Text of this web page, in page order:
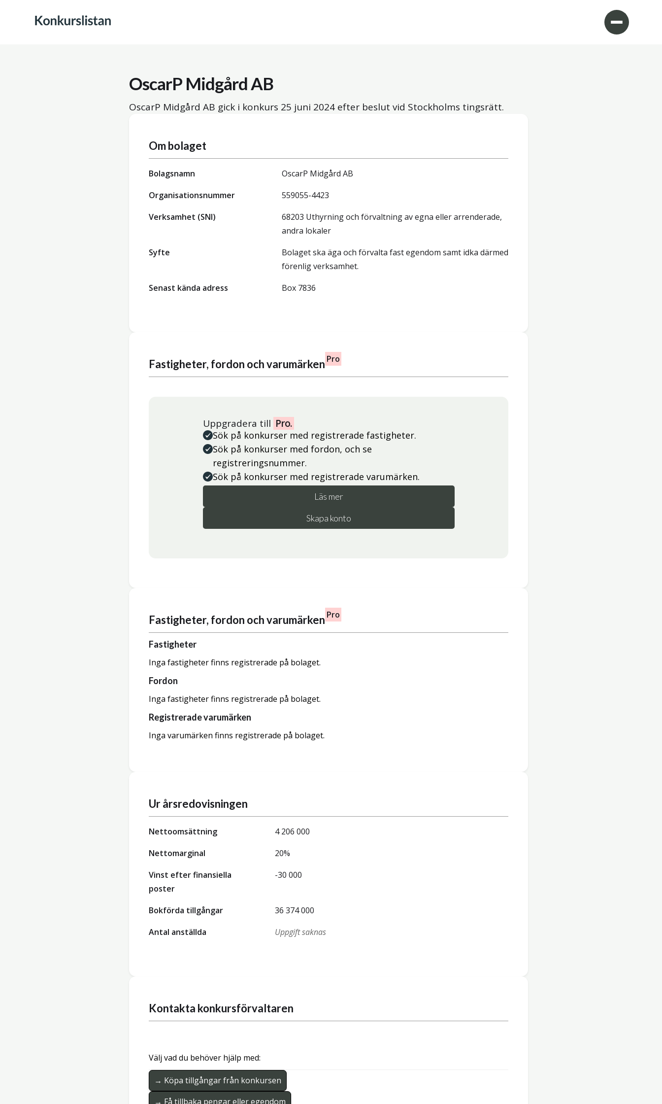
OscarP Midgård AB
OscarP Midgård AB gick i konkurs 25 juni 2024 efter beslut vid Stockholms tingsrätt.
Om bolaget
Bolagsnamn
OscarP Midgård AB
Organisationsnummer
559055-4423
Verksamhet (SNI)
68203 Uthyrning och förvaltning av egna eller arrenderade,
andra lokaler
Syfte
Bolaget ska äga och förvalta fast egendom samt idka därmed
förenlig verksamhet.
Senast kända adress
Box 7836
Fastigheter, fordon och varumärken Pro
Uppgradera till Pro.
Sök på konkurser med registrerade fastigheter.
Sök på konkurser med fordon, och se
registreringsnummer.
Sök på konkurser med registrerade varumärken.
Läs mer
Skapa konto
Fastigheter, fordon och varumärken Pro
Fastigheter
Inga fastigheter finns registrerade på bolaget.
Fordon
Inga fastigheter finns registrerade på bolaget.
Registrerade varumärken
Inga varumärken finns registrerade på bolaget.
Ur årsredovisningen
Nettoomsättning
4 206 000
Nettomarginal
20%
Vinst efter finansiella
poster
-30 000
Bokförda tillgångar
36 374 000
Antal anställda
Uppgift saknas
Kontakta konkursförvaltaren
Välj vad du behöver hjälp med:
→ Köpa tillgångar från konkursen
→ Få tillbaka pengar eller egendom